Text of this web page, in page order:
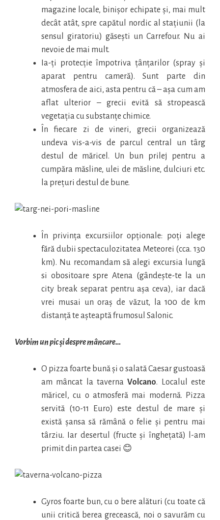
magazine locale, binișor echipate și, mai mult
decât atât, spre capătul nordic al stațiunii (la
sensul giratoriu) găsești un Carrefour. Nu ai
nevoie de mai mult.
Ia-ți protecție împotriva țânțarilor (spray și
aparat pentru cameră). Sunt parte din
atmosfera de aici, asta pentru că – așa cum am
aflat ulterior – grecii evită să stropească
vegetația cu substanțe chimice.
În fiecare zi de vineri, grecii organizează
undeva vis-a-vis de parcul central un târg
destul de măricel. Un bun prilej pentru a
cumpăra măsline, ulei de măsline, dulciuri etc.
la prețuri destul de bune.
În privința excursiilor opționale: poți alege
fără dubii spectaculozitatea Meteorei (cca. 130
km). Nu recomandam să alegi excursia lungă
si obositoare spre Atena (gândește-te la un
city break separat pentru așa ceva), iar dacă
vrei musai un oraș de văzut, la 100 de km
distanță te așteaptă frumosul Salonic.
Vorbim un pic și despre mâncare…
O pizza foarte bună și o salată Caesar gustoasă
am mâncat la tavernaVolcano. Localul este
măricel, cu o atmosferă mai modernă. Pizza
servită (10-11 Euro) este destul de mare și
există șansa să rămână o felie și pentru mai
târziu. Iar desertul (fructe și înghețată) l-am
primit din partea casei 😊
Gyros foarte bun, cu o bere alături (cu toate că
unii critică berea grecească, noi o savurăm cu